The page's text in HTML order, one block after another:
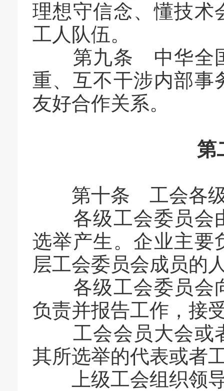
理想守信念、懂技术
工人队伍。
第九条 中华全国
重、互不干涉内部事
友好合作关系。
第
第十条 工会各级
各级工会委员会由
选举产生。企业主要
层工会委员会成员的
各级工会委员会向
负责并报告工作，接
工会会员大会或者
其所选举的代表或者
上级工会组织领导